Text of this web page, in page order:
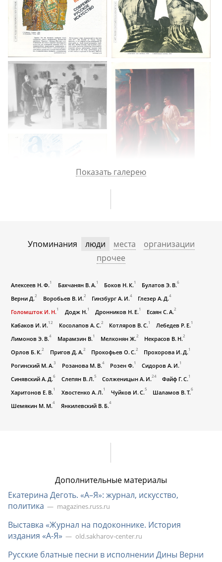
Показать галерею
Упоминания люди места
организации
прочее
Алексеев Н. Ф.1 Бахчанян В. А.1 Боков Н. К.1 Булатов Э. В.6
Верни Д.2 Воробьев В. И.2 Гинзбург А. И.4 Глезер А. Д.4
Голомшток И. Н. 1 Додж Н. 1 Дронников Н. Е. 1 Есаян С. А. 2
Кабаков И. И. 12 Косолапов А. С. 2 Котляров В. С. 1 Лебедев Р. Е. 1
Лимонов Э. В.4 Марамзин В. 1 Мелконян Ж. 2 Некрасов В. Н. 2
Орлов Б. К.2 Пригов Д. А. 2 Прокофьев О. С. 2 Прохорова И. Д. 1
Рогинский М. А.3 Розанова М. В.4 Розен Ф. 1 Сидоров А. И. 1
Синявский А. Д.6 Слепян В. Л.5 Солженицын А. И. 24 Файф Г. С. 1
Харитонов Е. В. 1 Хвостенко А. Л. 1 Чуйков И. С.5 Шаламов В. Т.6
Шемякин М. М.4 Янкилевский В. Б.4
Дополнительные материалы
Екатерина Деготь. «А–Я»: журнал, искусство,
политика
magazines.russ.ru
Выставка «Журнал на подоконнике. История
издания «А-Я»
old.sakharov-center.ru
Русские блатные песни в исполнении Дины Верни